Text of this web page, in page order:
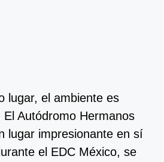
lugar, el ambiente es
El Autódromo Hermanos
lugar impresionante en sí
el EDC México, se